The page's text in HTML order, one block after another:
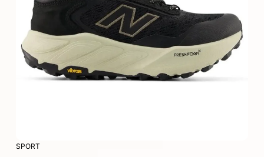
SPORT